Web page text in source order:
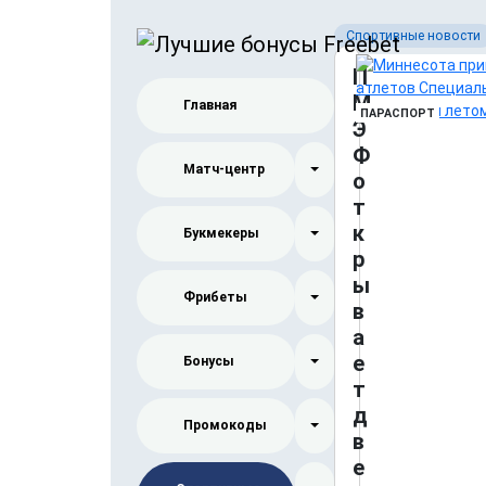
Главная
Матч-центр
Букмекеры
Фрибеты
Бонусы
Промокоды
Спортивные новости
П
М
Э
Ф
о
т
к
р
ы
в
а
е
т
д
в
е
ПАРАСПОРТ